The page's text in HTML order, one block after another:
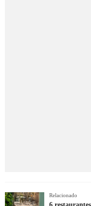
Relacionado